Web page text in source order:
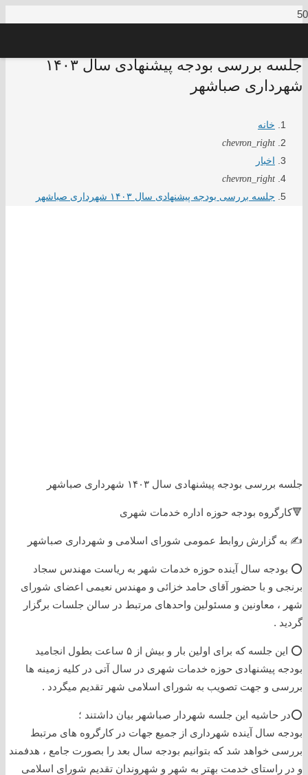
جلسه بررسی بودجه پیشنهادی سال ۱۴۰۳
شهرداری صباشهر
خانه
chevron_right
اخبار
chevron_right
جلسه بررسی بودجه پیشنهادی سال ۱۴۰۳ شهرداری صباشهر
جلسه بررسی بودجه پیشنهادی سال ۱۴۰۳ شهرداری صباشهر
🔻کارگروه بودجه حوزه اداره خدمات شهری
✍️ به گزارش روابط عمومی شورای اسلامی و شهرداری صباشهر
⭕️ بودجه سال آینده حوزه خدمات شهر به ریاست مهندس سجاد
برنجی و با حضور آقای حامد خزائی و مهندس نعیمی اعضای شورای
شهر ، معاونین و مسئولین واحدهای مرتبط در سالن جلسات برگزار
گردید .
⭕️ این جلسه که برای اولین بار و بیش از ۵ ساعت بطول انجامید
بودجه پیشنهادی حوزه خدمات شهری در سال آتی در کلیه زمینه ها
بررسی و جهت تصویب به شورای اسلامی شهر تقدیم میگردد .
⭕️در حاشیه این جلسه شهردار صباشهر بیان داشتند ؛
بودجه سال آینده شهرداری از جمیع جهات در کارگروه های مرتبط
بررسی خواهد شد که بتوانیم بودجه سال بعد را بصورت جامع ، هدفمند
و در راستای خدمت بهتر به شهر و شهروندان تقدیم شورای اسلامی